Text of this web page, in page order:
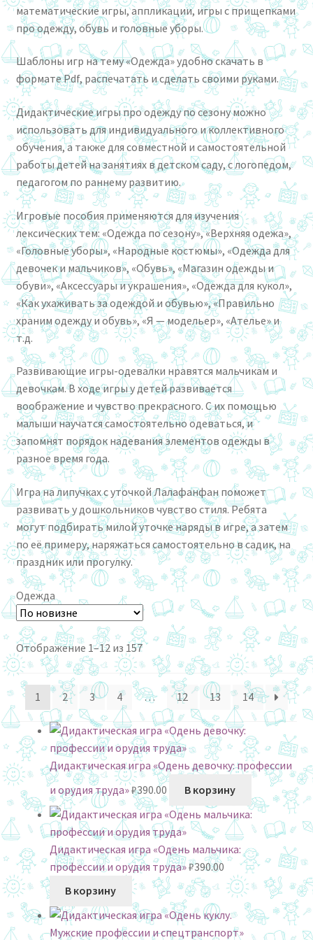
математические игры, аппликации, игры с прищепками
про одежду, обувь и головные уборы.
Шаблоны игр на тему «Одежда» удобно скачать в
формате Pdf, распечатать и сделать своими руками.
Дидактические игры про одежду по сезону можно
использовать для индивидуального и коллективного
обучения, а также для совместной и самостоятельной
работы детей на занятиях в детском саду, с логопедом,
педагогом по раннему развитию.
Игровые пособия применяются для изучения
лексических тем: «Одежда по сезону», «Верхняя одежа»,
«Головные уборы», «Народные костюмы», «Одежда для
девочек и мальчиков», «Обувь», «Магазин одежды и
обуви», «Аксессуары и украшения», «Одежда для кукол»,
«Как ухаживать за одеждой и обувью», «Правильно
храним одежду и обувь», «Я — модельер», «Ателье» и
т.д.
Развивающие игры-одевалки нравятся мальчикам и
девочкам. В ходе игры у детей развивается
воображение и чувство прекрасного. С их помощью
малыши научатся самостоятельно одеваться, и
запомнят порядок надевания элементов одежды в
разное время года.
Игра на липучках с уточкой Лалафанфан поможет
развивать у дошкольников чувство стиля. Ребята
могут подбирать милой уточке наряды в игре, а затем
по её примеру, наряжаться самостоятельно в садик, на
праздник или прогулку.
Одежда
Отображение 1–12 из 157Сортировка:
самые
недавние
1
2 3 4 … 12 13 14
Дидактическая игра «Одень девочку: профессии
и орудия труда»₽390.00 В корзину
Дидактическая игра «Одень мальчика:
профессии и орудия труда»₽390.00
В корзину